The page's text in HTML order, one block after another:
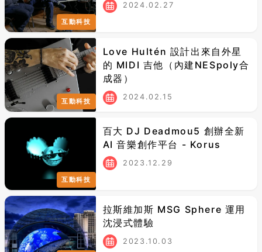
互動科技
2024.02.27
互動科技
Love Hultén 設計出來自外星
的 MIDI 吉他（內建NESpoly合
成器）
2024.02.15
互動科技
百大 DJ Deadmou5 創辦全新
AI 音樂創作平台 - Korus
2023.12.29
拉斯維加斯 MSG Sphere 運用
沈浸式體驗
2023.10.03